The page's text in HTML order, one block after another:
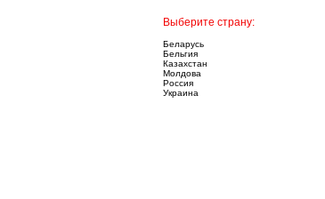
Выберите страну:
Беларусь
Бельгия
Казахстан
Молдова
Россия
Украина